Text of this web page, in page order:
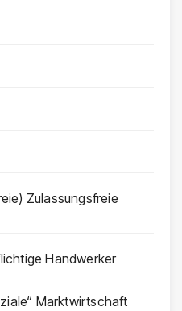
Zulassungsfreie
Handwerker
Marktwirtschaft